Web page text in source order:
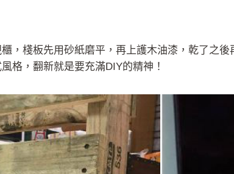
，棧板先用砂紙磨平，再上護木油漆，乾了之
格，翻新就是要充滿DIY的精神！